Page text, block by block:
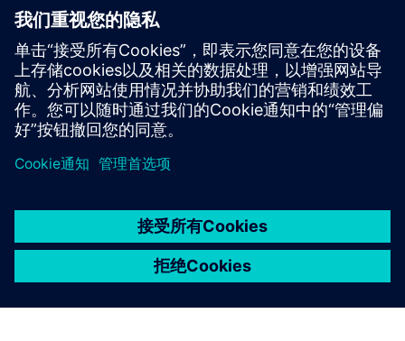
companies – reduces stockouts, integrates with ERP/APS,
and delivers fast setup, seamless use, and immediate,
actionable insights via Honeycomb.
了解更多信息